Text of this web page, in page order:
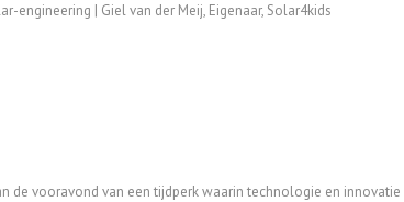
engineering | Giel van der Meij, Eigenaar, Solar4kids
de vooravond van een tijdperk waarin technologie en innovatie